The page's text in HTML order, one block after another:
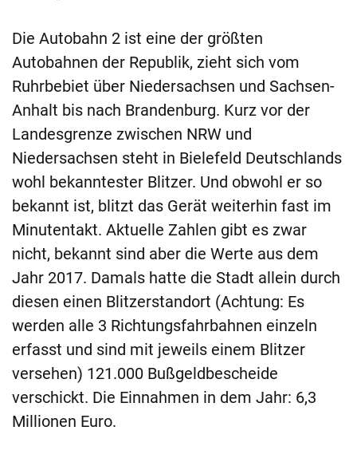
Die Autobahn 2 ist eine der größten
Autobahnen der Republik, zieht sich vom
Ruhrbebiet über Niedersachsen und Sachsen-
Anhalt bis nach Brandenburg. Kurz vor der
Landesgrenze zwischen NRW und
Niedersachsen steht in Bielefeld Deutschlands
wohl bekanntester Blitzer. Und obwohl er so
bekannt ist, blitzt das Gerät weiterhin fast im
Minutentakt. Aktuelle Zahlen gibt es zwar
nicht, bekannt sind aber die Werte aus dem
Jahr 2017. Damals hatte die Stadt allein durch
diesen einen Blitzerstandort (Achtung: Es
werden alle 3 Richtungsfahrbahnen einzeln
erfasst und sind mit jeweils einem Blitzer
versehen) 121.000 Bußgeldbescheide
verschickt. Die Einnahmen in dem Jahr: 6,3
Millionen Euro.